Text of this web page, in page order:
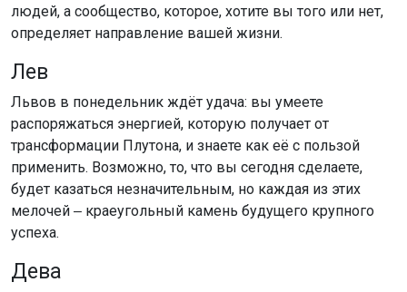
людей, а сообщество, которое, хотите вы того или нет,
определяет направление вашей жизни.
Лев
Львов в понедельник ждёт удача: вы умеете
распоряжаться энергией, которую получает от
трансформации Плутона, и знаете как её с пользой
применить. Возможно, то, что вы сегодня сделаете,
будет казаться незначительным, но каждая из этих
мелочей ‒ краеугольный камень будущего крупного
успеха.
Дева